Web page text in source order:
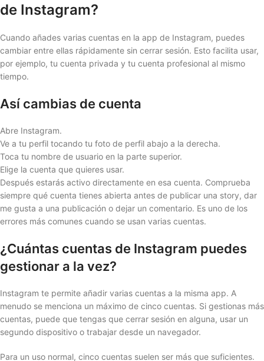
de Instagram?
Cuando añades varias cuentas en la app de Instagram, puedes
cambiar entre ellas rápidamente sin cerrar sesión. Esto facilita usar,
por ejemplo, tu cuenta privada y tu cuenta profesional al mismo
tiempo.
Así cambias de cuenta
Abre Instagram.
Ve a tu perfil tocando tu foto de perfil abajo a la derecha.
Toca tu nombre de usuario en la parte superior.
Elige la cuenta que quieres usar.
Después estarás activo directamente en esa cuenta. Comprueba
siempre qué cuenta tienes abierta antes de publicar una story, dar
me gusta a una publicación o dejar un comentario. Es uno de los
errores más comunes cuando se usan varias cuentas.
¿Cuántas cuentas de Instagram puedes
gestionar a la vez?
Instagram te permite añadir varias cuentas a la misma app. A
menudo se menciona un máximo de cinco cuentas. Si gestionas más
cuentas, puede que tengas que cerrar sesión en alguna, usar un
segundo dispositivo o trabajar desde un navegador.
Para un uso normal, cinco cuentas suelen ser más que suficientes.